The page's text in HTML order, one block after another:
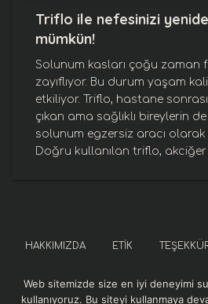
Triflo ile nefesinizi
mümkün!
Solunum kasları çoğu zaman
zayıflıyor. Bu durum yaşam
etkiliyor. Triflo, hastane
çıkan ama sağlıklı bireylerin
solunum egzersiz aracı
Doğru kullanılan triflo, akciğer
HAKKIMIZDA ETIK
SOSYAL SORUMLULUK
Web sitemizde size en iyi deneyimi
kullanıyoruz. Bu siteyi kullanmaya